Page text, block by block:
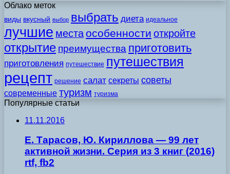
Облако меток
виды вкусный выбор выбрать диета идеальное
лучшие места особенности откройте
открытие преимущества приготовить
приготовления путешествие путешествия
рецепт решение салат секреты советы
современные туризм туризма
Популярные статьи
11.11.2016
Е. Тарасов, Ю. Кириллова — 99 лет
активной жизни. Серия из 3 книг (2016)
rtf, fb2